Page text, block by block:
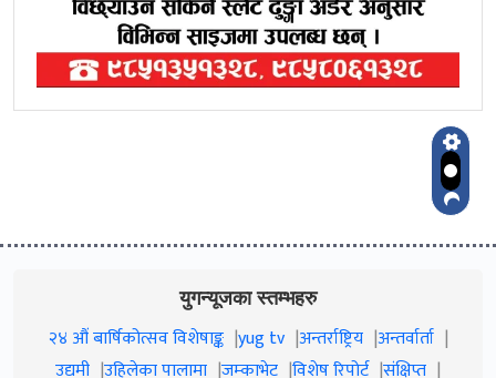
युगन्यूजका स्तम्भहरु
२४ औं बार्षिकोत्सव विशेषाङ्क yug tv अन्तर्राष्ट्रिय अन्तर्वार्ता
उद्यमी उहिलेका पालामा जम्काभेट विशेष रिपोर्ट संक्षिप्त